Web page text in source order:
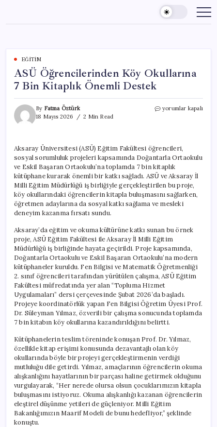
content
EĞITIM
ASÜ Öğrencilerinden Köy Okullarına
7 Bin Kitaplık Önemli Destek
By Fatma Öztürk
18 Mayıs 2026
2 Min Read
ASÜ
Bin
Kitaplık
Önemli
Destek
için
yorumlar kapalı
Aksaray Üniversitesi (ASÜ) Eğitim Fakültesi öğrencileri,
sosyal sorumluluk projeleri kapsamında Doğantarla Ortaokulu
ve Eskil Başaran Ortaokulu’na toplamda 7 bin kitaplık
kütüphane kurarak önemli bir katkı sağladı. ASÜ ve Aksaray İl
Milli Eğitim Müdürlüğü iş birliğiyle gerçekleştirilen bu proje,
köy okullarındaki öğrencilerin kitapla buluşmasını sağlarken,
öğretmen adaylarına da sosyal katkı sağlama ve mesleki
deneyim kazanma fırsatı sundu.
Aksaray’da eğitim ve okuma kültürüne katkı sunan bu örnek
proje, ASÜ Eğitim Fakültesi ile Aksaray İl Milli Eğitim
Müdürlüğü iş birliğinde hayata geçirildi. Proje kapsamında,
Doğantarla Ortaokulu ve Eskil Başaran Ortaokulu’na modern
kütüphaneler kuruldu. Fen Bilgisi ve Matematik Öğretmenliği
2. sınıf öğrencileri tarafından yürütülen çalışma, ASÜ Eğitim
Fakültesi müfredatında yer alan “Topluma Hizmet
Uygulamaları” dersi çerçevesinde Şubat 2026’da başladı.
Projeye koordinatörlük yapan Fen Bilgisi Öğretim Üyesi Prof.
Dr. Süleyman Yılmaz, özverili bir çalışma sonucunda toplamda
7 bin kitabın köy okullarına kazandırıldığını belirtti.
Kütüphanelerin teslim töreninde konuşan Prof. Dr. Yılmaz,
özellikle kitap erişimi konusunda dezavantajlı olan köy
okullarında böyle bir projeyi gerçekleştirmenin verdiği
mutluluğu dile getirdi. Yılmaz, amaçlarının öğrencilerin okuma
alışkanlığını hayatlarının bir parçası haline getirmek olduğunu
vurgulayarak, “Her nerede olursa olsun çocuklarımızın kitapla
buluşmasını istiyoruz. Okuma alışkanlığı kazanan öğrencilerin
eleştirel düşünme yetileri de güçleniyor. Milli Eğitim
Bakanlığımızın Maarif Modeli de bunu hedefliyor,” şeklinde
konuştu.